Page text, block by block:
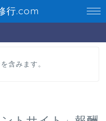
行.com
含みます。